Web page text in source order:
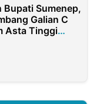
Sumenep,
Galian C
Asta Tinggi